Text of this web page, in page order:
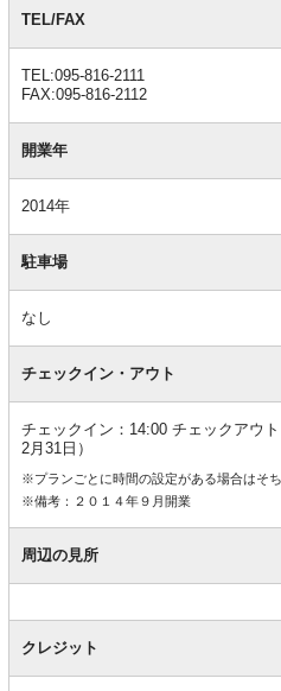
TEL/FAX
TEL:095-816-2111
FAX:095-816-2112
開業年
2014年
駐車場
なし
チェックイン・アウト
チェックイン：14:00 チェックアウ
2月31日）
※プランごとに時間の設定がある場合はそち
※備考：２０１４年９月開業
周辺の見所
クレジット